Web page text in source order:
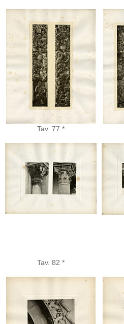
Tav. 77 *
Tav. 82 *